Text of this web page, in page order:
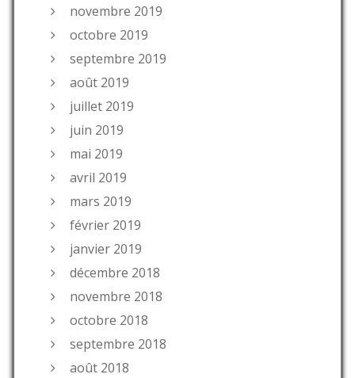
novembre 2019
octobre 2019
septembre 2019
août 2019
juillet 2019
juin 2019
mai 2019
avril 2019
mars 2019
février 2019
janvier 2019
décembre 2018
novembre 2018
octobre 2018
septembre 2018
août 2018